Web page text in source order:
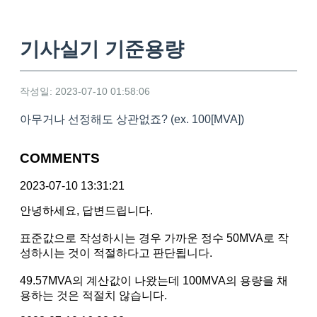
기사실기 기준용량
작성일: 2023-07-10 01:58:06
아무거나 선정해도 상관없죠? (ex. 100[MVA])
COMMENTS
2023-07-10 13:31:21
안녕하세요, 답변드립니다.
표준값으로 작성하시는 경우 가까운 정수 50MVA로 작
성하시는 것이 적절하다고 판단됩니다.
49.57MVA의 계산값이 나왔는데 100MVA의 용량을 채
용하는 것은 적절치 않습니다.